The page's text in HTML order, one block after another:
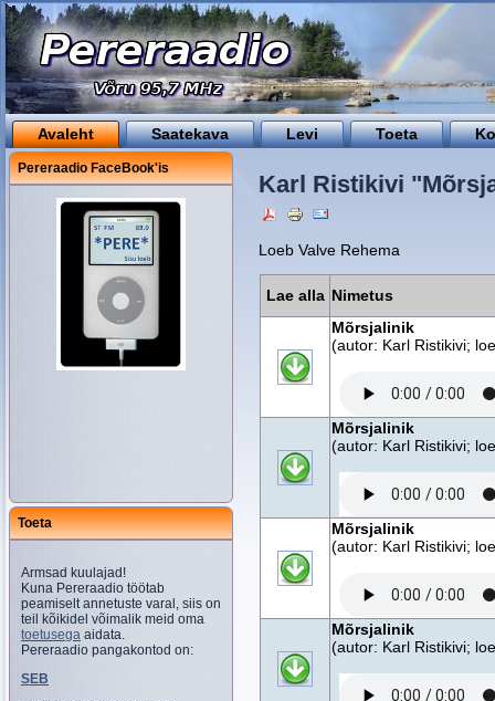
Avaleht Saatekava Levi Toeta
Pereraadio FaceBook'is
Toeta
Armsad kuulajad!
Kuna Pereraadio töötab
peamiselt annetuste varal, siis on
teil kõikidel võimalik meid oma
toetusega aidata.
Pereraadio pangakontod on:
SEB
Karl Ristikivi
Loeb Valve Rehema
Lae alla Nimetus
Mõrsjalinik
(autor: Karl Ristikivi;
Mõrsjalinik
(autor: Karl Ristikivi;
Mõrsjalinik
(autor: Karl Ristikivi;
Mõrsjalinik
(autor: Karl Ristikivi;